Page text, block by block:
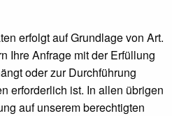
erfolgt auf Grundlage von Art.
Ihre Anfrage mit der Erfüllung
oder zur Durchführung
erforderlich ist. In allen übrigen
auf unserem berechtigten